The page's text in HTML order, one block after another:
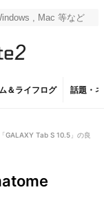
＆ライフログ 話題・
GALAXY Tab S 10.5」の良